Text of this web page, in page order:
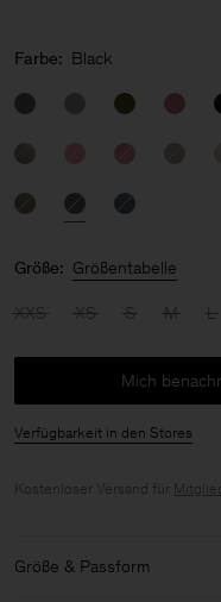
Farbe: Black
Größe: Größentabelle
XXS XS S M L
Mich
Verfügbarkeit in den Stores
Kostenloser Versand für
Größe & Passform